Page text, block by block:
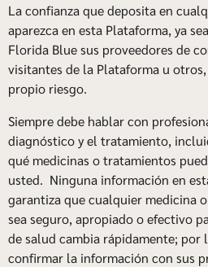
La confianza que deposita en
aparezca en esta Plataforma, ya
Florida Blue sus proveedores de
visitantes de la Plataforma u
propio riesgo.
Siempre debe hablar con
diagnóstico y el tratamiento,
qué medicinas o tratamientos
usted. Ninguna información en
garantiza que cualquier medicina
sea seguro, apropiado o efectivo
de salud cambia rápidamente; por
confirmar la información con sus